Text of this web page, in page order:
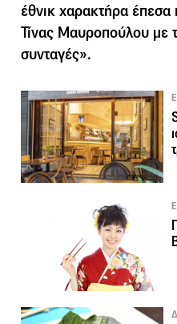
έθνικ χαρακτήρα έπεσα
Τίνας Μαυροπούλου με
συνταγές».